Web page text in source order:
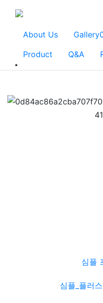
About Us
Product
Q&A
심플
심플_플러